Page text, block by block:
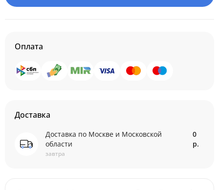
Оплата
Доставка
Доставка по Москве и Московской
области
завтра
0
р.